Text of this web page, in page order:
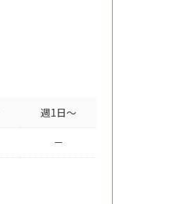
週1日～
－